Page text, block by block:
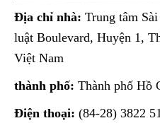
Địa chỉ nhà: Trung tâm
luật Boulevard, Huyện 1,
Việt Nam
thành phố: Thành phố Hồ
Điện thoại: (84-28) 3822